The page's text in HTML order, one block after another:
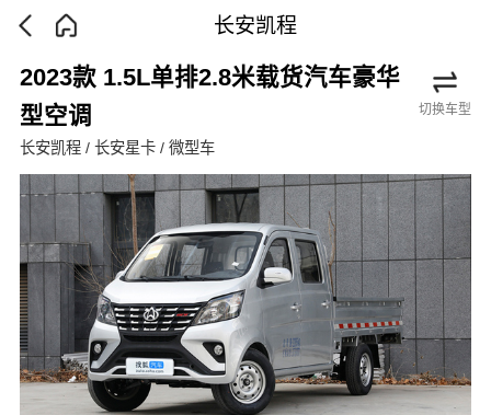
长安凯程
2023款 1.5L单排2.8米载货汽车豪华
型空调
长安凯程 / 长安星卡 / 微型车
切换车型